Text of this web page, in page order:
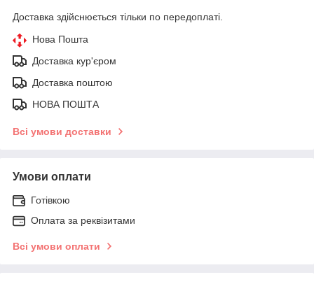
Доставка здійснюється тільки по передоплаті.
Нова Пошта
Доставка кур'єром
Доставка поштою
НОВА ПОШТА
Всі умови доставки
Умови оплати
Готівкою
Оплата за реквізитами
Всі умови оплати